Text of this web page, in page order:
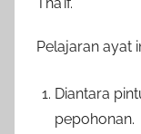
Pelajaran ayat
Diantara
pepohonan.